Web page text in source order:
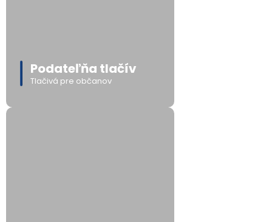
Podateľňa tlačív
Tlačivá pre občanov